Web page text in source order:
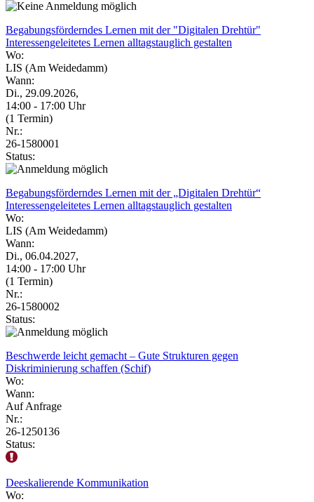
Begabungsförderndes Lernen mit der "Digitalen Drehtür"
Interessengeleitetes Lernen alltagstauglich gestalten
Wo:
LIS (Am Weidedamm)
Wann:
Di., 29.09.2026,
14:00 - 17:00 Uhr
(1 Termin)
Nr.:
26-1580001
Status:
Begabungsförderndes Lernen mit der „Digitalen Drehtür“
Interessengeleitetes Lernen alltagstauglich gestalten
Wo:
LIS (Am Weidedamm)
Wann:
Di., 06.04.2027,
14:00 - 17:00 Uhr
(1 Termin)
Nr.:
26-1580002
Status:
Beschwerde leicht gemacht – Gute Strukturen gegen
Diskriminierung schaffen (Schif)
Wo:
Wann:
Auf Anfrage
Nr.:
26-1250136
Status:
Deeskalierende Kommunikation
Wo: